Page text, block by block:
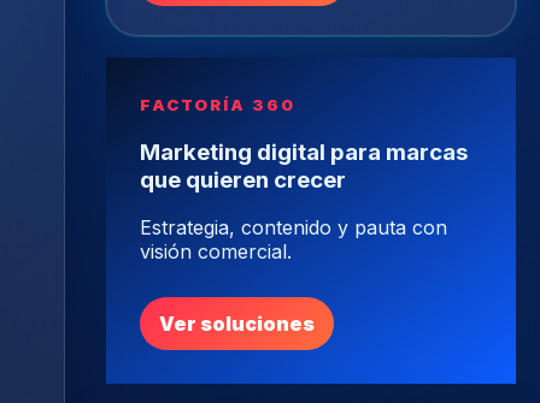
FACTORÍA 360
Marketing digital para marcas
que quieren crecer
Estrategia, contenido y pauta con
visión comercial.
Ver soluciones